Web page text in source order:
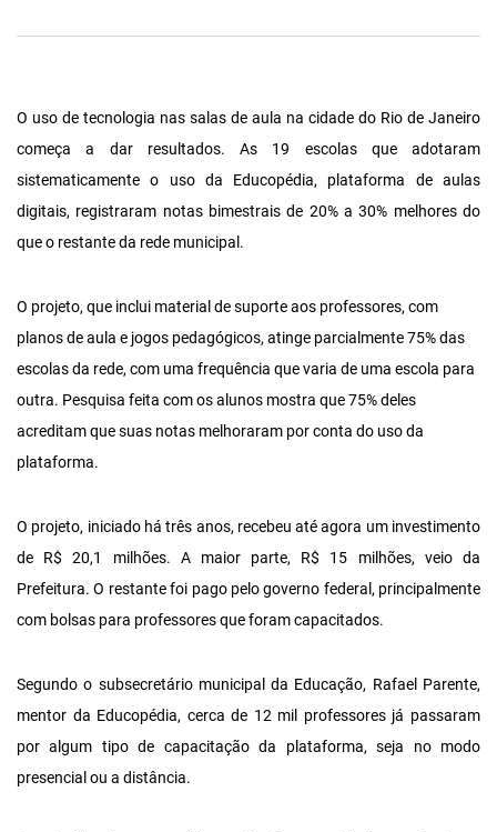
O uso de tecnologia nas salas de aula na cidade do Rio de Janeiro
começa a dar resultados. As 19 escolas que adotaram
sistematicamente o uso da Educopédia, plataforma de aulas
digitais, registraram notas bimestrais de 20% a 30% melhores do
que o restante da rede municipal.
O projeto, que inclui material de suporte aos professores, com
planos de aula e jogos pedagógicos, atinge parcialmente 75% das
escolas da rede, com uma frequência que varia de uma escola para
outra. Pesquisa feita com os alunos mostra que 75% deles
acreditam que suas notas melhoraram por conta do uso da
plataforma.
O projeto, iniciado há três anos, recebeu até agora um investimento
de R$ 20,1 milhões. A maior parte, R$ 15 milhões, veio da
Prefeitura. O restante foi pago pelo governo federal, principalmente
com bolsas para professores que foram capacitados.
Segundo o subsecretário municipal da Educação, Rafael Parente,
mentor da Educopédia, cerca de 12 mil professores já passaram
por algum tipo de capacitação da plataforma, seja no modo
presencial ou a distância.